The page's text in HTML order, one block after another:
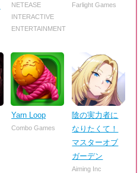
NETEASE
INTERACTIVE
ENTERTAINMENT
Farlight Games
Yarn Loop
Combo Games
陰の実力者に
なりたくて！
マスターオブ
ガーデン
Aiming Inc